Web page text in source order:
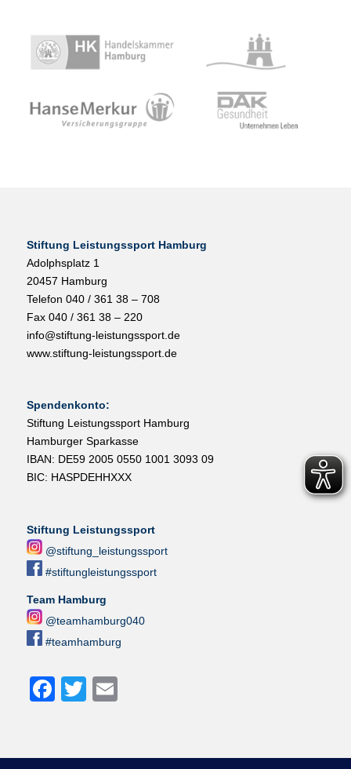
Stiftung Leistungssport Hamburg
Adolphsplatz 1
20457 Hamburg
Telefon 040 / 361 38 – 708
Fax 040 / 361 38 – 220
info@stiftung-leistungssport.de
www.stiftung-leistungssport.de
Spendenkonto:
Stiftung Leistungssport Hamburg
Hamburger Sparkasse
IBAN: DE59 2005 0550 1001 3093 09
BIC: HASPDEHHXXX
Stiftung Leistungssport
@stiftung_leistungssport
#stiftungleistungssport
Team Hamburg
@teamhamburg040
#teamhamburg
Facebook
Twitter